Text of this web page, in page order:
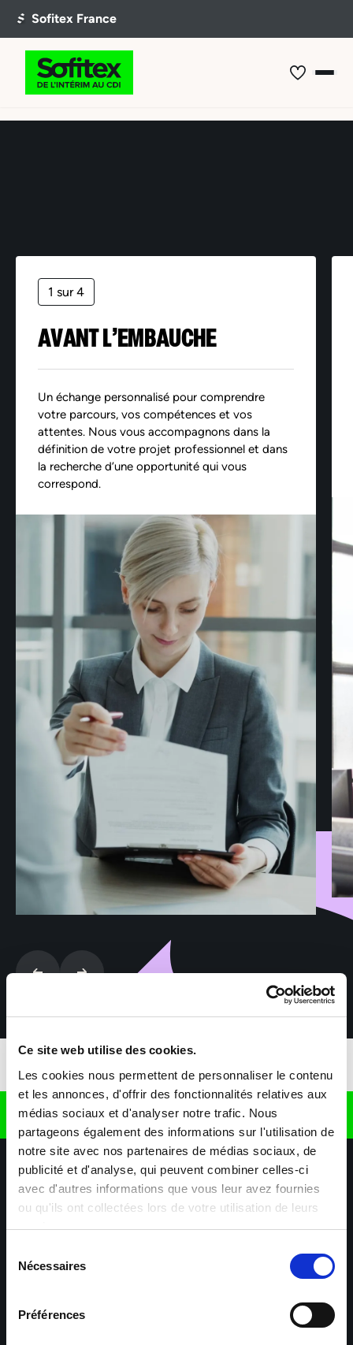
Ce site web utilise des cookies.
Les cookies nous permettent de personnaliser le contenu
et les annonces, d'offrir des fonctionnalités relatives aux
médias sociaux et d'analyser notre trafic. Nous
partageons également des informations sur l'utilisation de
notre site avec nos partenaires de médias sociaux, de
publicité et d'analyse, qui peuvent combiner celles-ci
avec d'autres informations que vous leur avez fournies
ou qu'ils ont collectées lors de votre utilisation de leurs
services.
Nécessaires
Préférences
1 sur 4
AVANT L’EMBAUCHE
Un échange personnalisé pour comprendre
votre parcours, vos compétences et vos
attentes. Nous vous accompagnons dans la
définition de votre projet professionnel et dans
la recherche d’une opportunité qui vous
correspond.
Retrouvez nous sur
Nos agences Aide & Contact
Maxiplan
Mulhouse – Industrie,
Logistique, Transport et